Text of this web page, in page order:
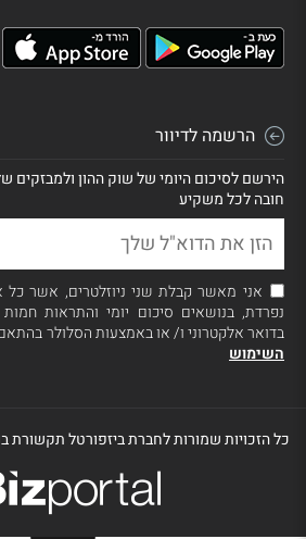
הרשמה לדיוור
הירשם לסיכום היומי של שוק ההון ולמבזקים
חובה לכל משקיע
אני מאשר קבלת שני ניוזלטרים, אשר
נפרדת, בנושאים סיכום יומי והתראות חמות
בדואר אלקטרוני ו/ או באמצעות הסלולר בהתאם
השימוש
כל הזכויות שמורות לחברת ביזפורטל תקשורת